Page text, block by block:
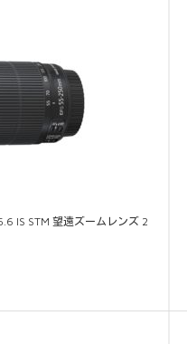
IS STM 望遠ズームレンズ 2